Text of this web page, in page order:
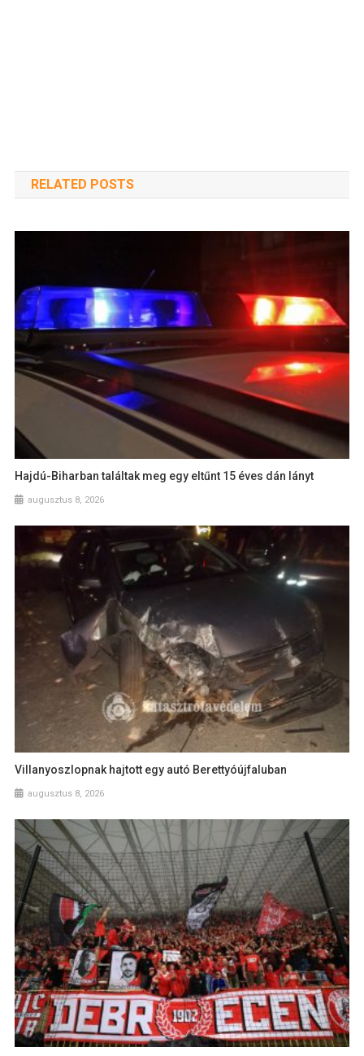
RELATED POSTS
Hajdú-Biharban találtak meg egy eltűnt 15 éves dán lányt
augusztus 8, 2026
Villanyoszlopnak hajtott egy autó Berettyóújfaluban
augusztus 8, 2026